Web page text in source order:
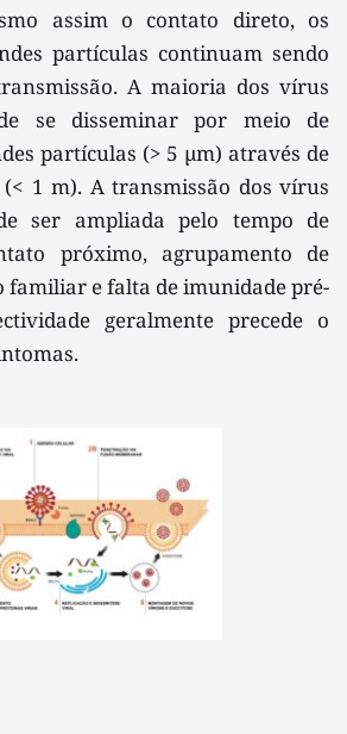
assim o contato direto, os
partículas continuam sendo
A maioria dos vírus
se disseminar por meio de
partículas (> 5 µm) através de
1 m). A transmissão dos vírus
ser ampliada pelo tempo de
próximo, agrupamento de
familiar e falta de imunidade pré-
geralmente precede o